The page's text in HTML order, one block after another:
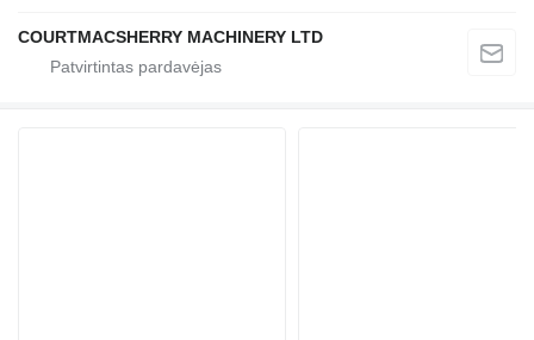
COURTMACSHERRY MACHINERY LTD